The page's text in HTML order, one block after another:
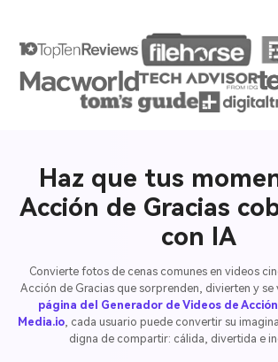
Haz que tus
Acción de Gracias
con IA
Convierte fotos de cenas comunes en videos
Acción de Gracias que sorprenden, divierten y se
página del Generador de Videos de
Media.io , cada usuario puede convertir su
digna de compartir: cálida, divertida e